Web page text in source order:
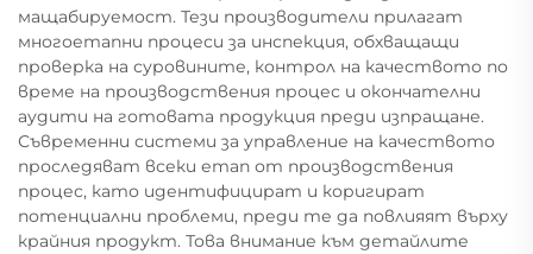
мащабируемост. Тези производители прилагат
многоетапни процеси за инспекция, обхващащи
проверка на суровините, контрол на качеството по
време на производствения процес и окончателни
аудити на готовата продукция преди изпращане.
Съвременни системи за управление на качеството
проследяват всеки етап от производствения
процес, като идентифицират и коригират
потенциални проблеми, преди те да повлияят върху
крайния продукт. Това внимание към детайлите